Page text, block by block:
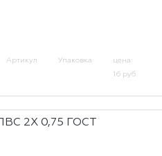
Артикул Упаковка
цена:
16 руб.
ПВС 2Х 0,75 ГОСТ